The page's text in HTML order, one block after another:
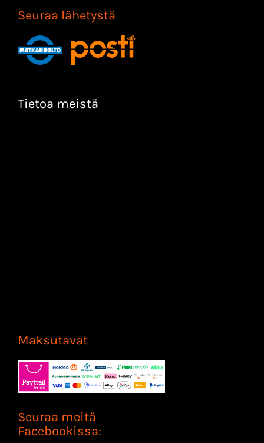
Seuraa lähetystä
Tietoa meistä
Maksutavat
Seuraa meitä
Facebookissa: